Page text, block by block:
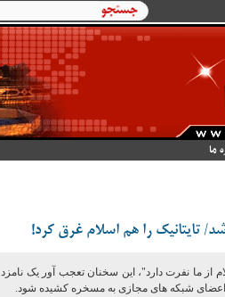
فرم جستجو
جستجو
ما
تایتانیک را هم اسلام غرق کرد!
از ما نفرت دارد"، این سخنان تعجب آور یک نامزد
اعضای شبکه های مجازی به مسخره کشیده شود.